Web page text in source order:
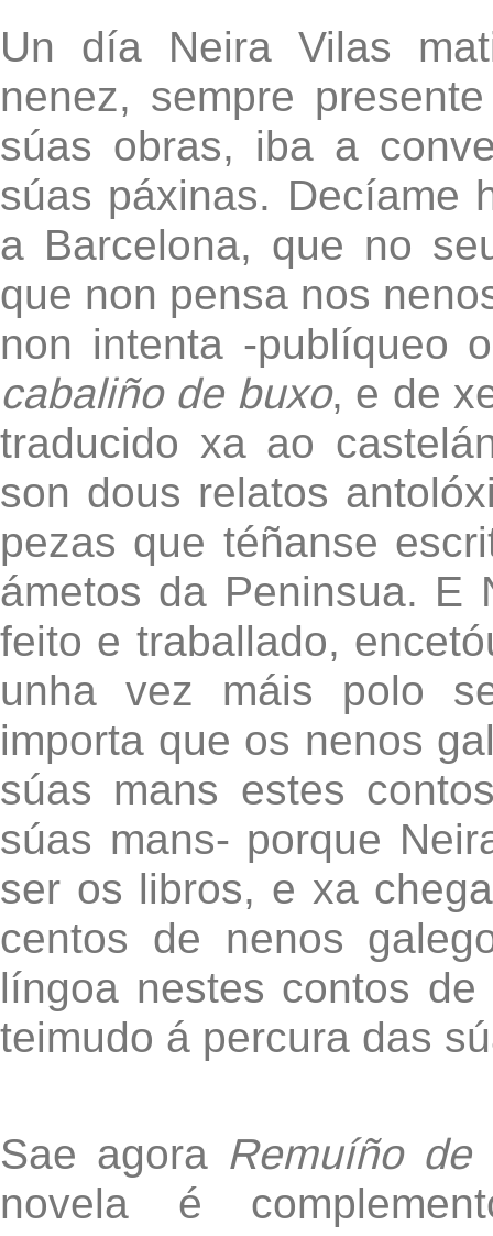
Un día Neira Vilas
nenez, sempre
súas obras, iba a
súas páxinas. Decíame
a Barcelona, que no
que non pensa nos
non intenta -publíqueo
cabaliño de buxo, e de
traducido xa ao
son dous relatos
pezas que téñanse
ámetos da Peninsua. E
feito e traballado,
unha vez máis polo
importa que os nenos
súas mans estes
súas mans- porque
ser os libros, e xa
centos de nenos
língoa nestes contos
teimudo á percura das
Sae agora Remuíño de
novela é